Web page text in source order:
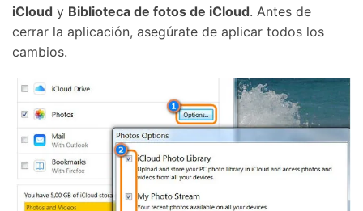
iCloud y Biblioteca de fotos de iCloud. Antes de
cerrar la aplicación, asegúrate de aplicar todos los
cambios.